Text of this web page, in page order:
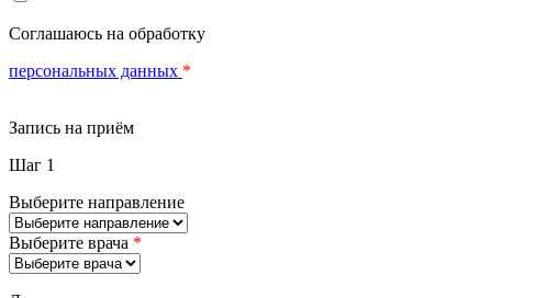
Соглашаюсь на обработку
персональных данных *
Запись на приём
Шаг 1
Выберите направление
Выберите врача *